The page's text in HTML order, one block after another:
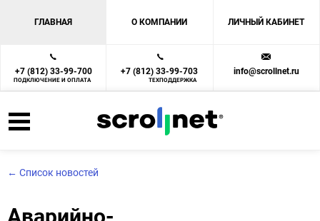
ГЛАВНАЯ О КОМПАНИИ ЛИЧНЫЙ КАБИНЕТ
+7 (812) 33-99-700
ПОДКЛЮЧЕНИЕ И ОПЛАТА
+7 (812) 33-99-703
ТЕХПОДДЕРЖКА
info@scrollnet.ru
← Список новостей